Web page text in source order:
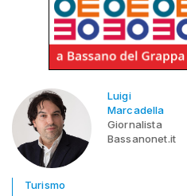
Luigi
Marcadella
Giornalista
Bassanonet.it
Turismo